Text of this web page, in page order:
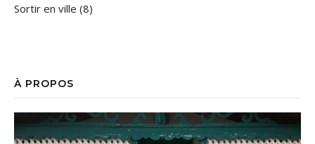
Sortir en ville (8)
À PROPOS